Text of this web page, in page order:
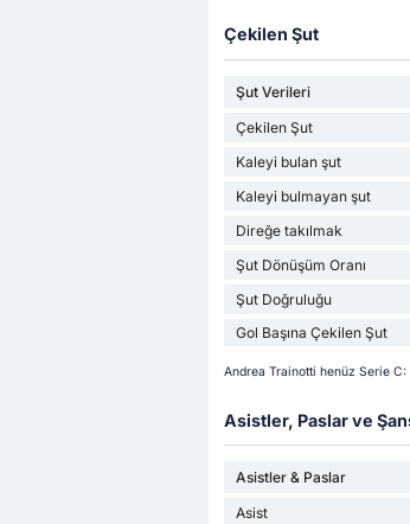
Çekilen Şut
Şut Verileri
Çekilen Şut
Kaleyi bulan şut
Kaleyi bulmayan şut
Direğe takılmak
Şut Dönüşüm Oranı
Şut Doğruluğu
Gol Başına Çekilen Şut
Andrea Trainotti henüz Serie
Asistler, Paslar ve
Asistler & Paslar
Asist